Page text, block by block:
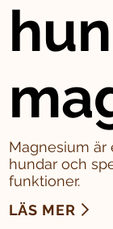
Magnesium
hundar och
funktioner.
LÄS MER